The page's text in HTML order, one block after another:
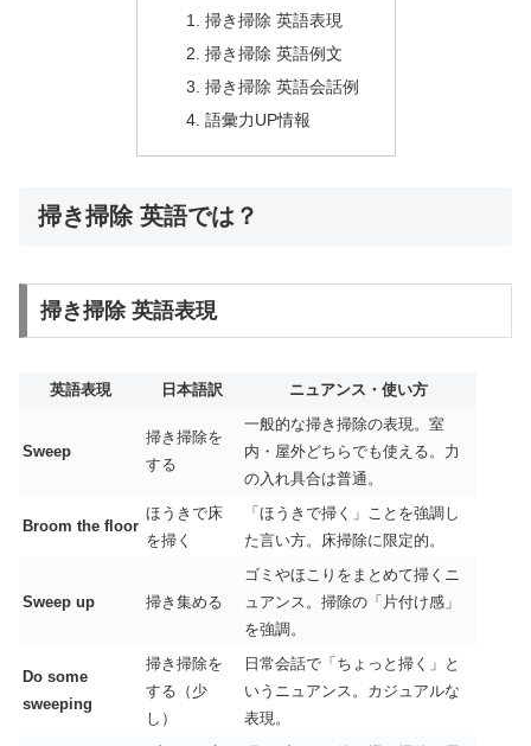
掃き掃除 英語表現
掃き掃除 英語例文
掃き掃除 英語会話例
語彙力UP情報
掃き掃除 英語では？
掃き掃除 英語表現
英語表現 日本語訳 ニュアンス・使い方
Sweep
掃き掃除を
する
一般的な掃き掃除の表現。室
内・屋外どちらでも使える。力
の入れ具合は普通。
Broom the floor
ほうきで床
を掃く
「ほうきで掃く」ことを強調し
た言い方。床掃除に限定的。
Sweep up 掃き集める
ゴミやほこりをまとめて掃くニ
ュアンス。掃除の「片付け感」
を強調。
Do some
sweeping
掃き掃除を
する（少
し）
日常会話で「ちょっと掃く」と
いうニュアンス。カジュアルな
表現。